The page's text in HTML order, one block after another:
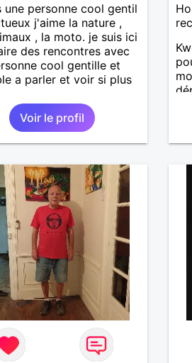
une personne cool gentil
j'aime la nature ,
, la moto. je suis ici
des rencontres avec
cool gentille et
a parler et voir si plus
Voir le profil